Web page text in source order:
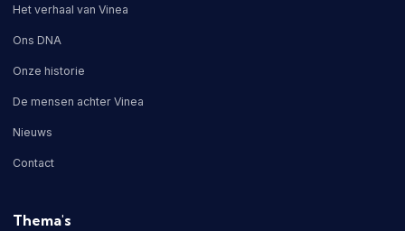
Het verhaal van Vinea
Ons DNA
Onze historie
De mensen achter Vinea
Nieuws
Contact
Thema's